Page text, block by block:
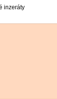
inzeráty